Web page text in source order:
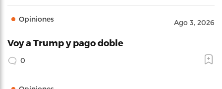
Opiniones Ago 3, 2026
Voy a Trump y pago doble
0